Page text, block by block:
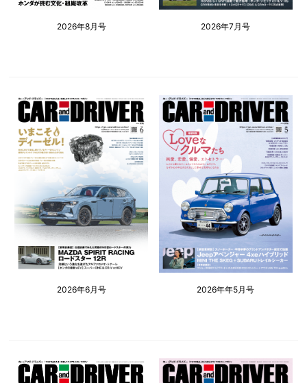
2026年8月号 2026年7月号
2026年6月号 2026年年5月号